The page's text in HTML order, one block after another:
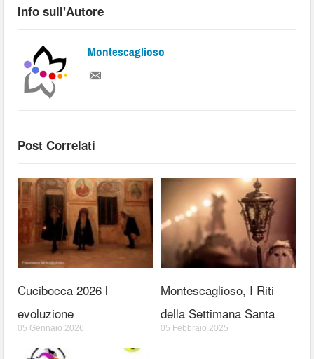
Info sull'Autore
Montescaglioso
Post Correlati
Cucibocca 2026 l
evoluzione
05 Gennaio 2026
Montescaglioso, I Riti
della Settimana Santa
05 Febbraio 2025